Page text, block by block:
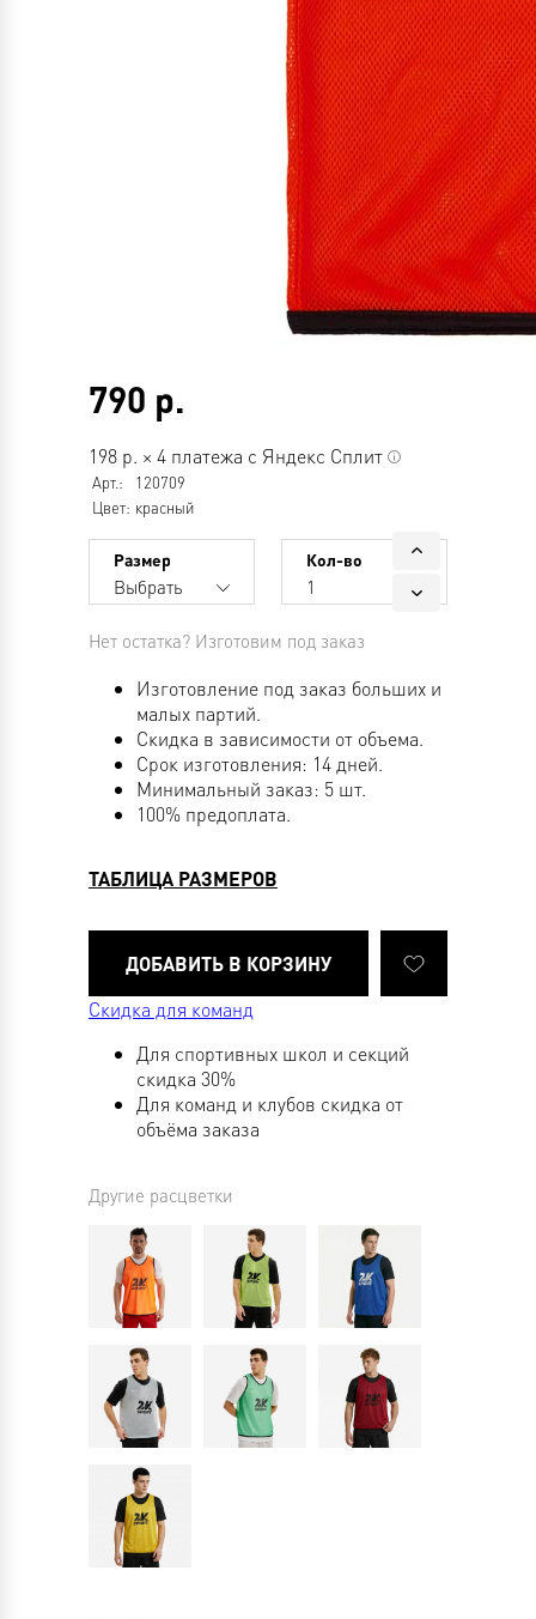
790 р.
198 р. × 4 платежа с Яндекс Сплит
Арт.:
120709
Цвет: красный
Размер
Выбрать
Кол-во
1
Нет остатка? Изготовим под заказ
Изготовление под заказ больших и
малых партий.
Скидка в зависимости от объема.
Срок изготовления: 14 дней.
Минимальный заказ: 5 шт.
100% предоплата.
ТАБЛИЦА РАЗМЕРОВ
Скидка для команд
Для спортивных школ и секций
скидка 30%
Для команд и клубов скидка от
объёма заказа
Другие расцветки